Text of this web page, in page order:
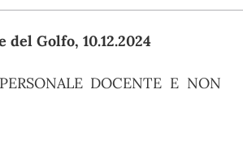
del Golfo, 10.12.2024
DOCENTE E NON